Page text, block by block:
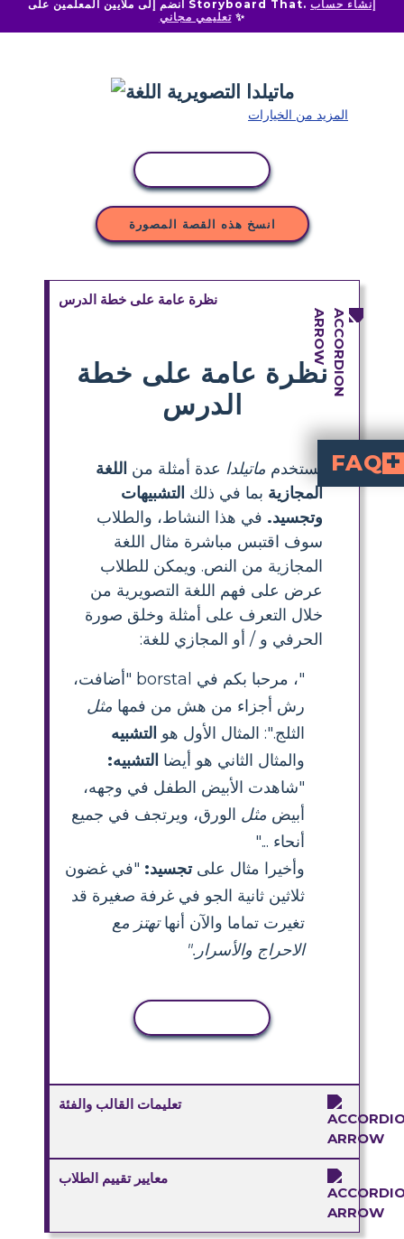
انضم إلى ملايين المعلمين على Storyboard That. إنشاء حساب
تعليمي مجاني✨
المزيد من الخيارات
انسخ هذه القصة المصورة
نظرة عامة على خطة الدرس
نظرة عامة على خطة
الدرس
يستخدم ماتيلدا عدة أمثلة من اللغة
المجازية بما في ذلك التشبيهات
وتجسيد. في هذا النشاط، والطلاب
سوف اقتبس مباشرة مثال اللغة
المجازية من النص. ويمكن للطلاب
عرض على فهم اللغة التصويرية من
خلال التعرف على أمثلة وخلق صورة
الحرفي و / أو المجازي للغة:
"، مرحبا بكم في borstal "أضافت،
رش أجزاء من هش من فمها مثل
الثلج.": المثال الأول هو التشبيه
والمثال الثاني هو أيضا التشبيه:
"شاهدت الأبيض الطفل في وجهه،
أبيض مثل الورق، ويرتجف في جميع
أنحاء ..."
وأخيرا مثال علىتجسيد: "في غضون
ثلاثين ثانية الجو في غرفة صغيرة قد
تغيرت تماما والآن أنهاتهتز مع
الاحراج والأسرار."
تعليمات القالب والفئة
معايير تقييم الطلاب
FAQ